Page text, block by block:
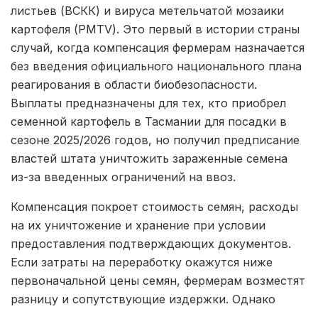
листьев (ВСКК) и вируса метельчатой мозаики
картофеля (PMTV). Это первый в истории страны
случай, когда компенсация фермерам назначается
без введения официального национального плана
реагирования в области биобезопасности.
Выплаты предназначены для тех, кто приобрел
семенной картофель в Тасмании для посадки в
сезоне 2025/2026 годов, но получил предписание
властей штата уничтожить зараженные семена
из-за введенных ограничений на ввоз.
Компенсация покроет стоимость семян, расходы
на их уничтожение и хранение при условии
предоставления подтверждающих документов.
Если затраты на переработку окажутся ниже
первоначальной цены семян, фермерам возместят
разницу и сопутствующие издержки. Однако